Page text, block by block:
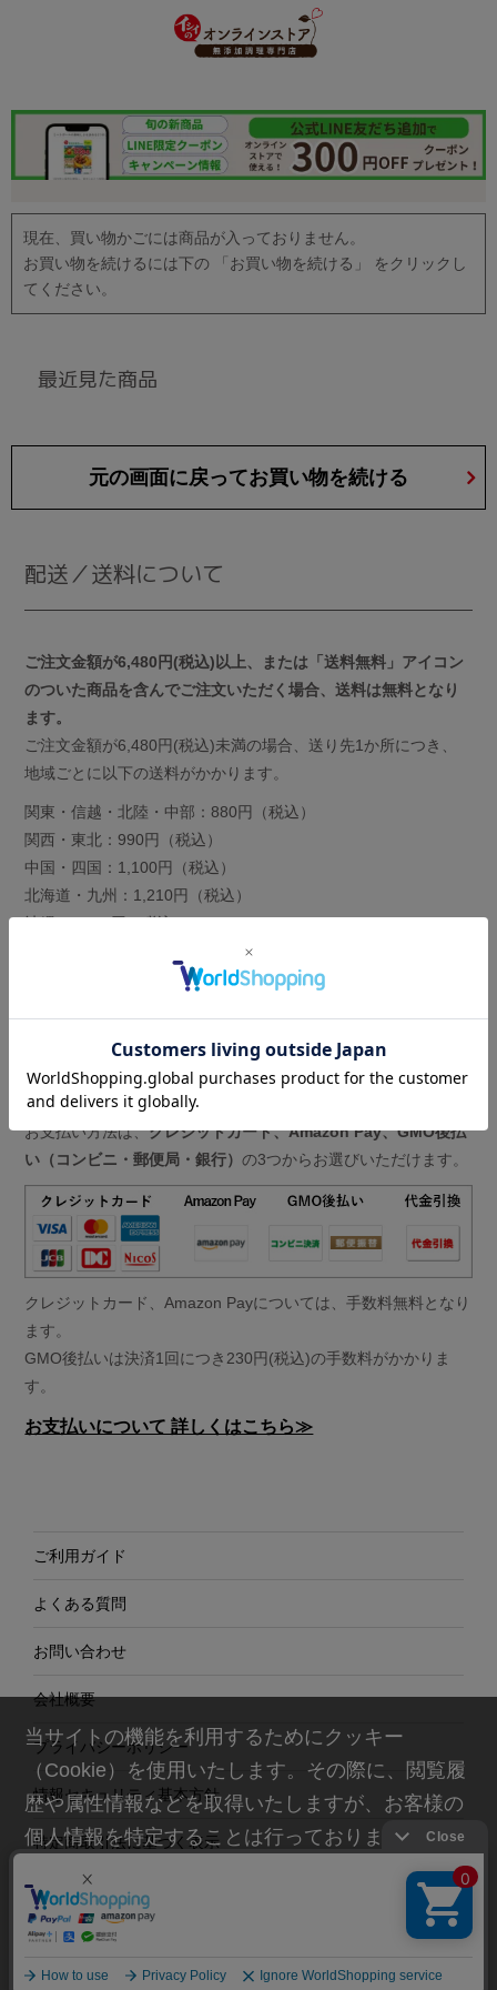
現在、買い物かごには商品が入っておりません。
お買い物を続けるには下の 「お買い物を続ける」 をクリックし
てください。
最近見た商品
元の画面に戻ってお買い物を続ける
配送／送料について
ご注文金額が6,480円(税込)以上、または「送料無料」アイコン
のついた商品を含んでご注文いただく場合、送料は無料となり
ます。
ご注文金額が6,480円(税込)未満の場合、送り先1か所につき、
地域ごとに以下の送料がかかります。
関東・信越・北陸・中部：880円（税込）
関西・東北：990円（税込）
中国・四国：1,100円（税込）
北海道・九州：1,210円（税込）
沖縄：1,650円（税込）
送料について 詳しくはこちら≫
お支払いについて
お支払い方法は、クレジットカード、Amazon Pay、GMO後払
い（コンビニ・郵便局・銀行）の3つからお選びいただけます。
クレジットカード、Amazon Payについては、手数料無料となり
ます。
GMO後払いは決済1回につき230円(税込)の手数料がかかりま
す。
お支払いについて 詳しくはこちら≫
ご利用ガイド
よくある質問
お問い合わせ
会社概要
プライバシーポリシー
情報セキュリティ基本方針
特定商取引法に基づく表示
© Ishii Food CO.,Ltd. All rights reserved.
当サイトの機能を利用するためにクッキー
（Cookie）を使用いたします。その際に、閲覧履
歴や属性情報などを取得いたしますが、お客様の
個人情報を特定することは行っておりません。詳
細に関しては「
」をお読み
ください。